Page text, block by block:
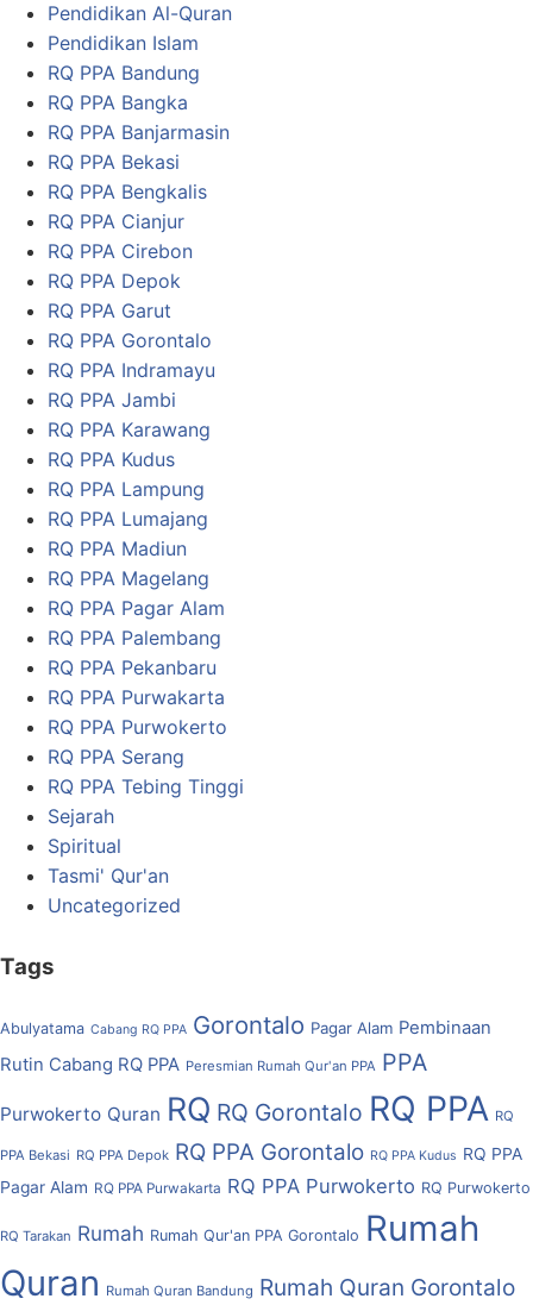
Pendidikan Al-Quran
Pendidikan Islam
RQ PPA Bandung
RQ PPA Bangka
RQ PPA Banjarmasin
RQ PPA Bekasi
RQ PPA Bengkalis
RQ PPA Cianjur
RQ PPA Cirebon
RQ PPA Depok
RQ PPA Garut
RQ PPA Gorontalo
RQ PPA Indramayu
RQ PPA Jambi
RQ PPA Karawang
RQ PPA Kudus
RQ PPA Lampung
RQ PPA Lumajang
RQ PPA Madiun
RQ PPA Magelang
RQ PPA Pagar Alam
RQ PPA Palembang
RQ PPA Pekanbaru
RQ PPA Purwakarta
RQ PPA Purwokerto
RQ PPA Serang
RQ PPA Tebing Tinggi
Sejarah
Spiritual
Tasmi' Qur'an
Uncategorized
Tags
Abulyatama Cabang RQ PPA Gorontalo Pagar Alam Pembinaan
Rutin Cabang RQ PPA Peresmian Rumah Qur'an PPA PPA
Purwokerto Quran RQ RQ Gorontalo RQ PPA RQ
PPA Bekasi RQ PPA Depok RQ PPA Gorontalo RQ PPA Kudus RQ PPA
Pagar Alam RQ PPA Purwakarta RQ PPA Purwokerto RQ Purwokerto
RQ Tarakan Rumah Rumah Qur'an PPA Gorontalo Rumah
Quran Rumah Quran Bandung Rumah Quran Gorontalo